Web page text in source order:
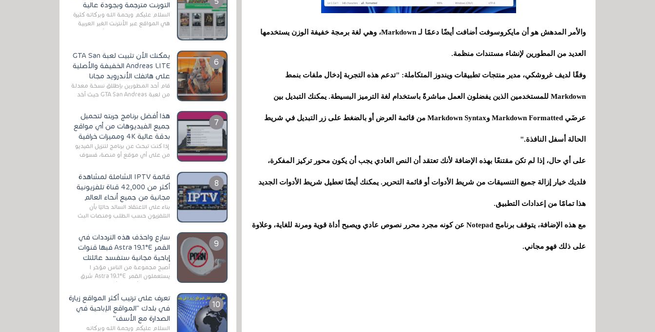
والأمر المدهش هو أن مايكروسوفت أضافت أيضًا دعمًا لـ Markdown، وهي لغة برمجة خفيفة الوزن يستخدمها
العديد من المطورين لإنشاء مستندات منظمة.
وفقًا لديف غروشكي، مدير منتجات تطبيقات ويندوز المتكاملة: "تدعم هذه التجربة إدخال ملفات بنمط
Markdown للمستخدمين الذين يفضلون العمل مباشرةً باستخدام لغة الترميز البسيطة. يمكنك التبديل بين
عرضَي Markdown Formatted وMarkdown Syntax من قائمة العرض أو بالضغط على زر التبديل في شريط
الحالة أسفل النافذة."
على أي حال، إذا لم تكن مقتنعًا بهذه الإضافة لأنك تعتقد أن النص العادي يجب أن يكون محور تركيز المفكرة،
فلديك خيار إزالة جميع التنسيقات من شريط الأدوات أو قائمة التحرير. يمكنك أيضًا تعطيل شريط الأدوات الجديد
هذا تمامًا من إعدادات التطبيق.
مع هذه الإضافة، يتوقف برنامج Notepad عن كونه مجرد محرر نصوص عادي ويصبح أداة قوية ومرنة للغاية، وعلاوة
على ذلك فهو مجاني.
التورنت مترجمة وبجودة عالية
السلام عليكم ورحمة الله وبركاته كثيرة
هي المواقع عبر الأنترنت الغير العربية
يمكنك الآن تثبيت لعبة GTA San
Andreas LITE الخفيفة والأصلية
على هاتفك الأندرويد مجانا
قام أحد المطورين بإطلاق نسخة معدلة
من لعبة GTA San Andreas حيث أخد
وق...
هذا أفضل برنامج جربته لتحميل
جميع الفيديوهات من أي مواقع
بدقة عالية 4K ومميزات خرافية
إذا كنت تبحث عن برنامج لتنزيل الفيديو
من على أي موقع أو منصة، فسوف
الخاصة بالبرامج والتطبيقات في هذا
المج...
قائمة IPTV الشاملة لمشاهدة
أكثر من 42,000 قناة تلفزيونية
مجانية من جميع أنحاء العالم
بناءً على الاعتقاد السائد حاليًا بأن
التلفزيون حسب الطلب ومنصات البث
سارع واحذف هذه الترددات في
القمر Astra 19.1°E فبها قنوات
إباحية مجانية ستفسد عائلتك
أصبح مجموعة من الناس مؤخر ا
يستعملون القمر Astra 19.1°E شرق
قنوات مميزة جدا تنقل العديد من البرامج
اله...
تعرف على ترتيب أكثر المواقع زيارة
في بلدك "المواقع الإباحية في
الصدارة مع الأسف"
السلام عليكم ورحمة الله وبركاته